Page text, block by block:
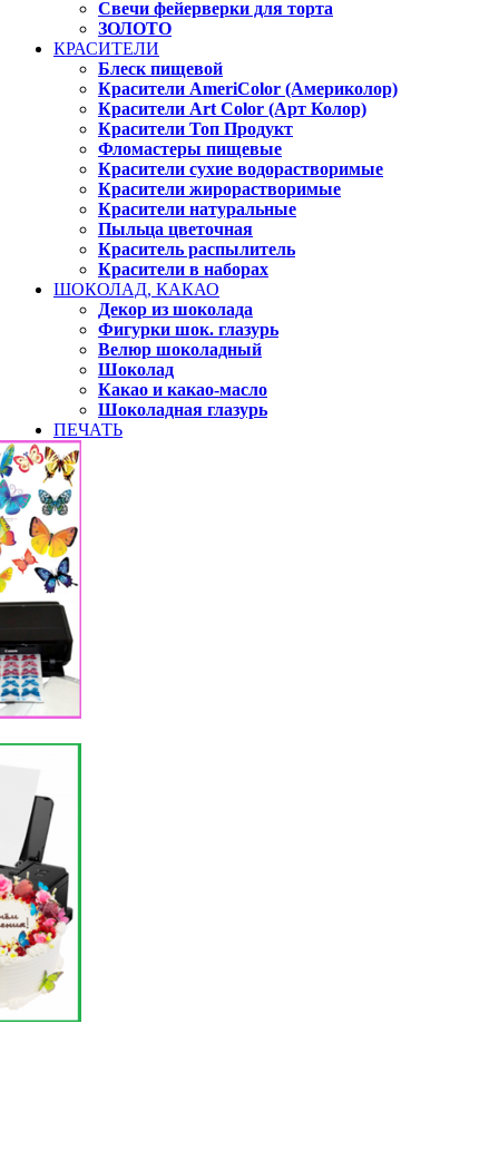
Свечи фейерверки для торта
ЗОЛОТО
КРАСИТЕЛИ
Блеск пищевой
Красители AmeriColor (Америколор)
Красители Art Color (Арт Колор)
Красители Топ Продукт
Фломастеры пищевые
Красители сухие водорастворимые
Красители жирорастворимые
Красители натуральные
Пыльца цветочная
Краситель распылитель
Красители в наборах
ШОКОЛАД, КАКАО
Декор из шоколада
Фигурки шок. глазурь
Велюр шоколадный
Шоколад
Какао и какао-масло
Шоколадная глазурь
ПЕЧАТЬ